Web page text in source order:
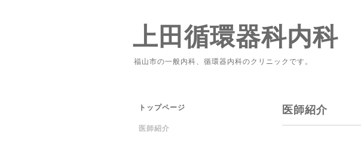
上田循環器科内科
福山市の一般内科、循環器内科のクリニックです。
医師紹介
トップページ
医師紹介